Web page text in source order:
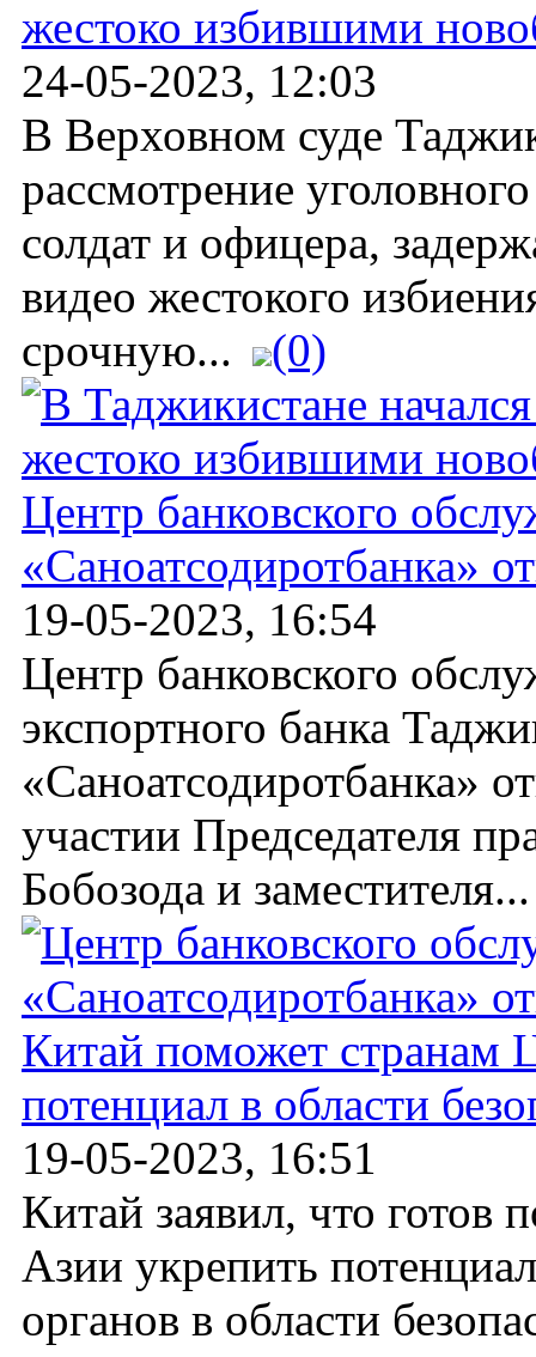
жестоко избившими
24-05-2023, 12:03
В Верховном суде
рассмотрение
солдат и офицера,
видео жестокого
срочную...
(0)
Центр банковского
«Саноатсодиротбанка»
19-05-2023, 16:54
Центр банковского
экспортного банка
«Саноатсодиротбанка»
участии Председателя
Бобозода и заместителя...
Китай поможет странам
потенциал в области
19-05-2023, 16:51
Китай заявил, что готов
Азии укрепить
органов в области